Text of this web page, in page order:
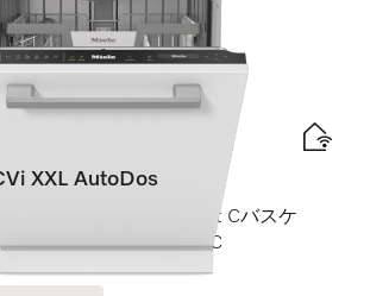
ア材取付専用タイプ) XXL
XXL AutoDos
ートレイ I ExtraComfort Cバスケ
I 高温洗浄・すすぎ 75 °C